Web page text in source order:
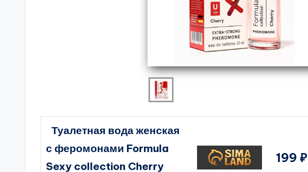
Туалетная вода женская
с феромонами Formula
Sexy collection Cherry
199 ₽